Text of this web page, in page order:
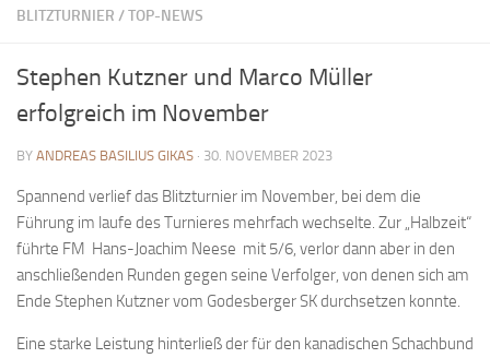
Home
Vereinsmeisterschaft
Vereinspokalturnier
Vereinsschnellschachmeisterschaft
Blitzturnierserie
Schnellturnierserie
Bayernpokal
Sommerturnier
Bonner Schnellschachturniere
BLITZTURNIER /TOP-NEWS
Stephen Kutzner und Marco Müller
erfolgreich im November
BY ANDREAS BASILIUS GIKAS · 30. NOVEMBER 2023
Spannend verlief das Blitzturnier im November, bei dem die
Führung im laufe des Turnieres mehrfach wechselte. Zur „Halbzeit“
führte FM Hans-Joachim Neese mit 5/6, verlor dann aber in den
anschließenden Runden gegen seine Verfolger, von denen sich am
Ende Stephen Kutzner vom Godesberger SK durchsetzen konnte.
Eine starke Leistung hinterließ der für den kanadischen Schachbund